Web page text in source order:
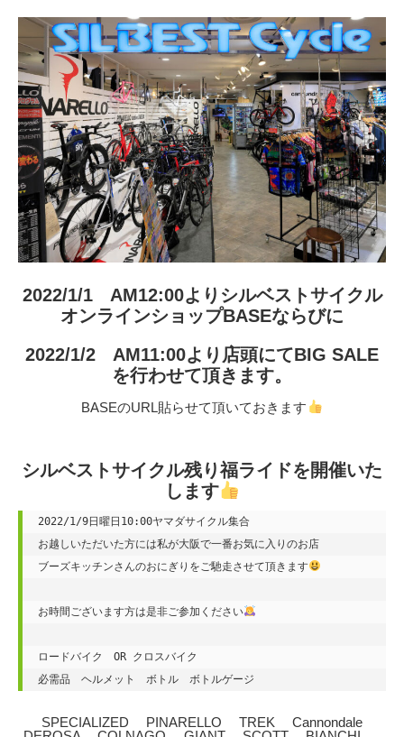
2022/1/1 AM12:00より シルベストサイクル
オンラインショップBASEならびに
2022/1/2 AM11:00より店頭にてBIG SALE
を行わせて頂きます。
BASEのURL貼らせて頂いておきます
シルベストサイクル残り福ライドを開催いた
します
2022/1/9日曜日10:00ヤマダサイクル集合
ブーズキッチンさんのおにぎりをご馳走させて頂きます
お時間ございます方は是非ご参加ください
ロードバイク　OR クロスバイク
必需品　ヘルメット　ボトル　ボトルゲージ
SPECIALIZED PINARELLO TREK Cannondale